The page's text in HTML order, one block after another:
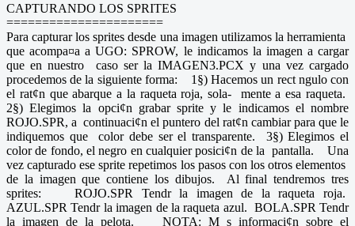
CAPTURANDO LOS SPRITES
======================
Para capturar los sprites desde una imagen utilizamos la herramienta
que acompa¤a a UGO: SPROW, le indicamos la imagen a cargar
que en nuestro caso ser la IMAGEN3.PCX y una vez cargado
procedemos de la siguiente forma: 1§) Hacemos un rect ngulo con
el rat¢n que abarque a la raqueta roja, sola- mente a esa raqueta.
2§) Elegimos la opci¢n grabar sprite y le indicamos el nombre
ROJO.SPR, a continuaci¢n el puntero del rat¢n cambiar para que le
indiquemos que color debe ser el transparente. 3§) Elegimos el
color de fondo, el negro en cualquier posici¢n de la pantalla. Una
vez capturado ese sprite repetimos los pasos con los otros elementos
de la imagen que contiene los dibujos. Al final tendremos tres
sprites: ROJO.SPR Tendr la imagen de la raqueta roja.
AZUL.SPR Tendr la imagen de la raqueta azul. BOLA.SPR Tendr
la imagen de la pelota. NOTA: M s informaci¢n sobre el